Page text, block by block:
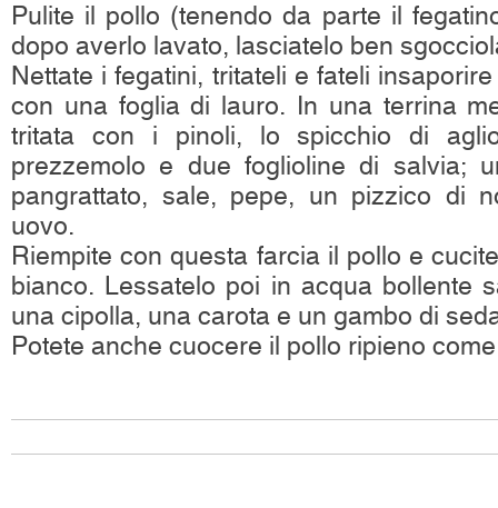
Pulite il pollo (tenendo da parte il
dopo averlo lavato, lasciatelo ben
Nettate i fegatini, tritateli e fateli
con una foglia di lauro. In una terrina
tritata con i pinoli, lo spicchio di
prezzemolo e due foglioline di salvia;
pangrattato, sale, pepe, un pizzico di
uovo.
Riempite con questa farcia il pollo e
bianco. Lessatelo poi in acqua bollente
una cipolla, una carota e un gambo di
Potete anche cuocere il pollo ripieno